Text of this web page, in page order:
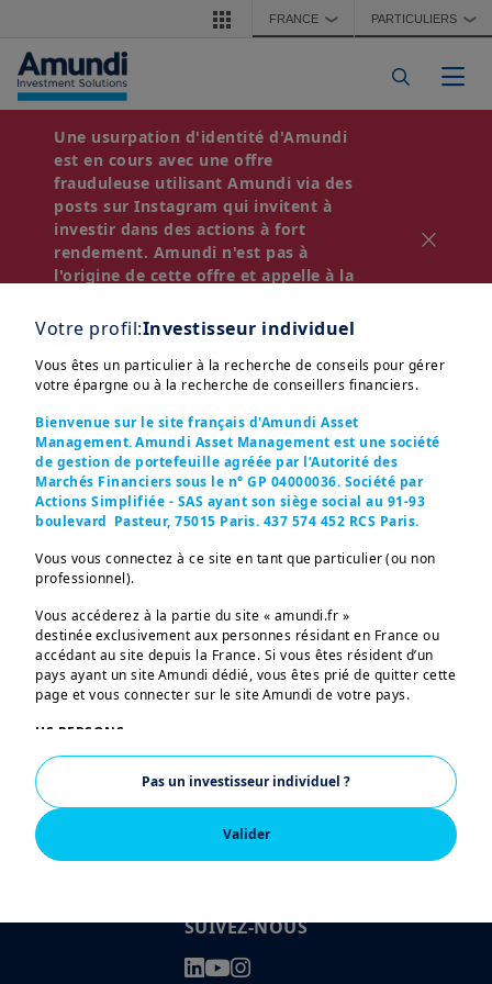
Aller au contenu principal FRANCE ❯ PARTICULIERS ❯
Une usurpation d'identité d'Amundi
est en cours avec une offre
frauduleuse utilisant Amundi via des
posts sur Instagram qui invitent à
investir dans des actions à fort
rendement. Amundi n'est pas à
l'origine de cette offre et appelle à la
page des recommandations afin
d'éviter les fraudes:
Votre profil:Investisseur individuel
Vous êtes un particulier à la recherche de conseils pour gérer
votre épargne ou à la recherche de conseillers financiers.
Bienvenue sur le site français d'Amundi Asset
Management. Amundi Asset Management est une société
de gestion de portefeuille agréée par l’Autorité des
Marchés Financiers sous le n° GP 04000036. Société par
Actions Simplifiée - SAS ayant son siège social au 91-93
boulevard Pasteur, 75015 Paris. 437 574 452 RCS Paris.
Vous vous connectez à ce site en tant que particulier (ou non
professionnel).
Vous accéderez à la partie du site « amundi.fr »
destinée exclusivement aux personnes résidant en France ou
accédant au site depuis la France. Si vous êtes résident d’un
pays ayant un site Amundi dédié, vous êtes prié de quitter cette
page et vous connecter sur le site Amundi de votre pays.
US PERSONS:
Les informations figurant sur ce site ne s’adressent pas aux
ressortissants et citoyens des Etats-Unis d’Amérique ou aux
«U.S. Persons», telle que cette expression est définie par la
«Regulation S» de la Securities and Exchange Commission en
vertu de l’U.S. Securities Act de 1933, qui vise notamment toute
vous n’êtes pas autorisé à accéder à ce site et vous êtes invité
Valider
Pas un investisseur individuel ?
Fiscalité
6/12/2024
Croissance Mondiale en
2025 : Enjeux et
Divergences Économiq...
Tentatives d'escroquerie
Documentation réglementaire
SUIVEZ-NOUS